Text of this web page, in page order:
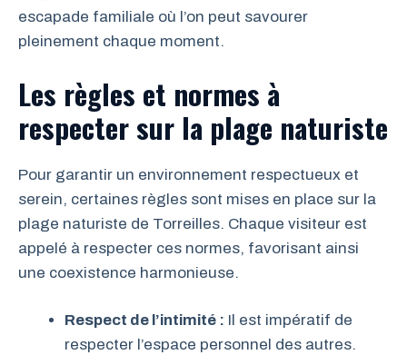
escapade familiale où l’on peut savourer
pleinement chaque moment.
Les règles et normes à
respecter sur la plage naturiste
Pour garantir un environnement respectueux et
serein, certaines règles sont mises en place sur la
plage naturiste de Torreilles. Chaque visiteur est
appelé à respecter ces normes, favorisant ainsi
une coexistence harmonieuse.
Respect de l’intimité : Il est impératif de
respecter l’espace personnel des autres.